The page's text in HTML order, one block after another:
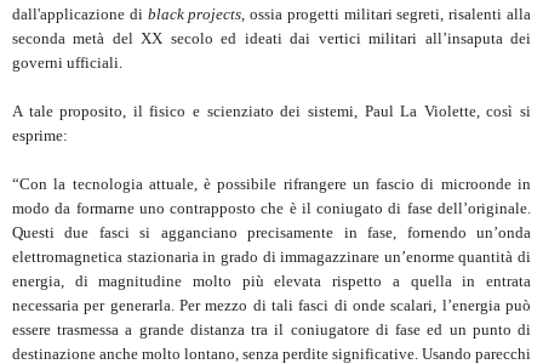
dall'applicazione di black projects , ossia progetti militari segreti, risalenti alla
seconda metà del XX secolo ed ideati dai vertici militari all’insaputa dei
governi ufficiali.
A tale proposito, il fisico e scienziato dei sistemi, Paul La Violette, così si
esprime:
“Con la tecnologia attuale, è possibile rifrangere un fascio di microonde in
modo da formarne uno contrapposto che è il coniugato di fase dell’originale.
Questi due fasci si agganciano precisamente in fase, fornendo un’onda
elettromagnetica stazionaria in grado di immagazzinare un’enorme quantità di
energia, di magnitudine molto più elevata rispetto a quella in entrata
necessaria per generarla. Per mezzo di tali fasci di onde scalari, l’energia può
essere trasmessa a grande distanza tra il coniugatore di fase ed un punto di
destinazione anche molto lontano, senza perdite significative. Usando parecchi